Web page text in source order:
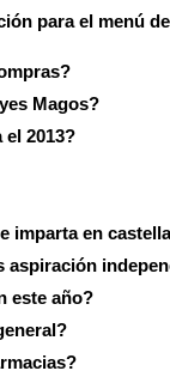
para el menú
Magos?
2013?
imparta en
aspiración
este año?